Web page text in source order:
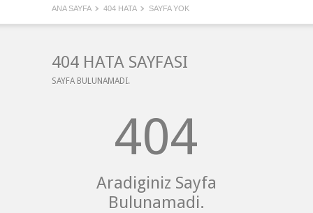
ANA SAYFA 404 HATA SAYFA YOK
404 HATA SAYFASI
SAYFA BULUNAMADI.
404
Aradiginiz Sayfa
Bulunamadi.